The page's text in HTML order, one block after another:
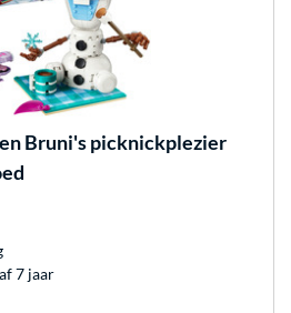
Bruni's picknickplezier
7 jaar